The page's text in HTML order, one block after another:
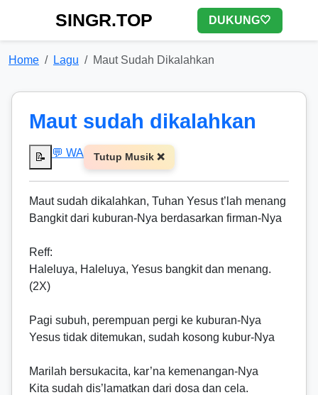
SINGR.TOP DUKUNG🤍
Home Lagu Maut Sudah Dikalahkan
Maut sudah dikalahkan
📝 💬 WA Tutup Musik ❌
Maut sudah dikalahkan, Tuhan Yesus t’lah menang
Bangkit dari kuburan-Nya berdasarkan firman-Nya
Reff:
Haleluya, Haleluya, Yesus bangkit dan menang.
(2X)
Pagi subuh, perempuan pergi ke kuburan-Nya
Yesus tidak ditemukan, sudah kosong kubur-Nya
Marilah bersukacita, kar’na kemenangan-Nya
Kita sudah dis’lamatkan dari dosa dan cela.